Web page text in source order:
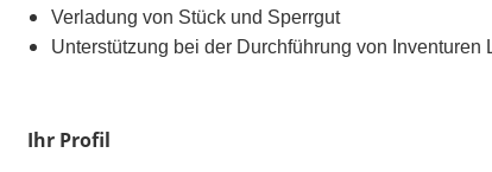
Verladung von Stück und Sperrgut
Unterstützung bei der Durchführung von Inventuren
Ihr Profil